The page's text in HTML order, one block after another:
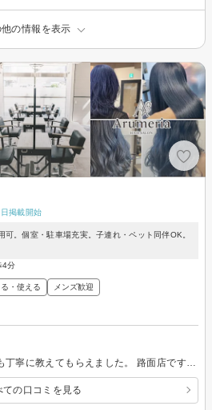
他の情報を表示
掲載開始
可。個室・駐車場充実。子連れ・ペット同伴OK。
4分
・使える メンズ歓迎
カットの相談やセットの方法も丁寧に教えてもらえました。 路面店ですが、道路から丸見えということもないので居心地も悪くないと思います。
ての口コミを見る